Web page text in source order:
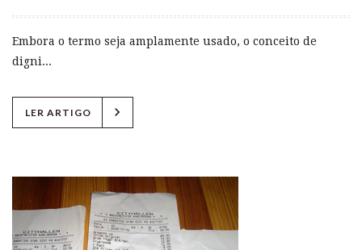
Embora o termo seja amplamente usado, o conceito de
digni...
LER ARTIGO chevron_right